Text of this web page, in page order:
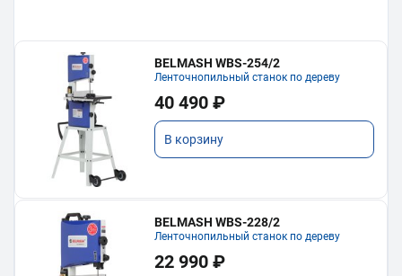
BELMASH WBS-254/2
Ленточнопильный станок по дереву
40 490 ₽
В корзину
BELMASH WBS-228/2
Ленточнопильный станок по дереву
22 990 ₽